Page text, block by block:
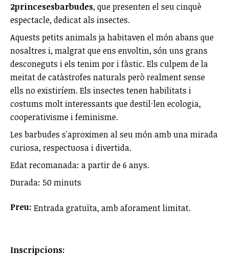
2princesesbarbudes, que presenten el seu cinquè
espectacle, dedicat als insectes.
Aquests petits animals ja habitaven el món abans que
nosaltres i, malgrat que ens envoltin, són uns grans
desconeguts i els tenim por i fàstic. Els culpem de la
meitat de catàstrofes naturals però realment sense
ells no existiríem. Els insectes tenen habilitats i
costums molt interessants que destil·len ecologia,
cooperativisme i feminisme.
Les barbudes s'aproximen al seu món amb una mirada
curiosa, respectuosa i divertida.
Edat recomanada: a partir de 6 anys.
Durada: 50 minuts
Preu: Entrada gratuïta, amb aforament limitat.
Inscripcions: